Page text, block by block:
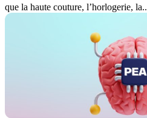
que la haute couture, l’horlogerie,